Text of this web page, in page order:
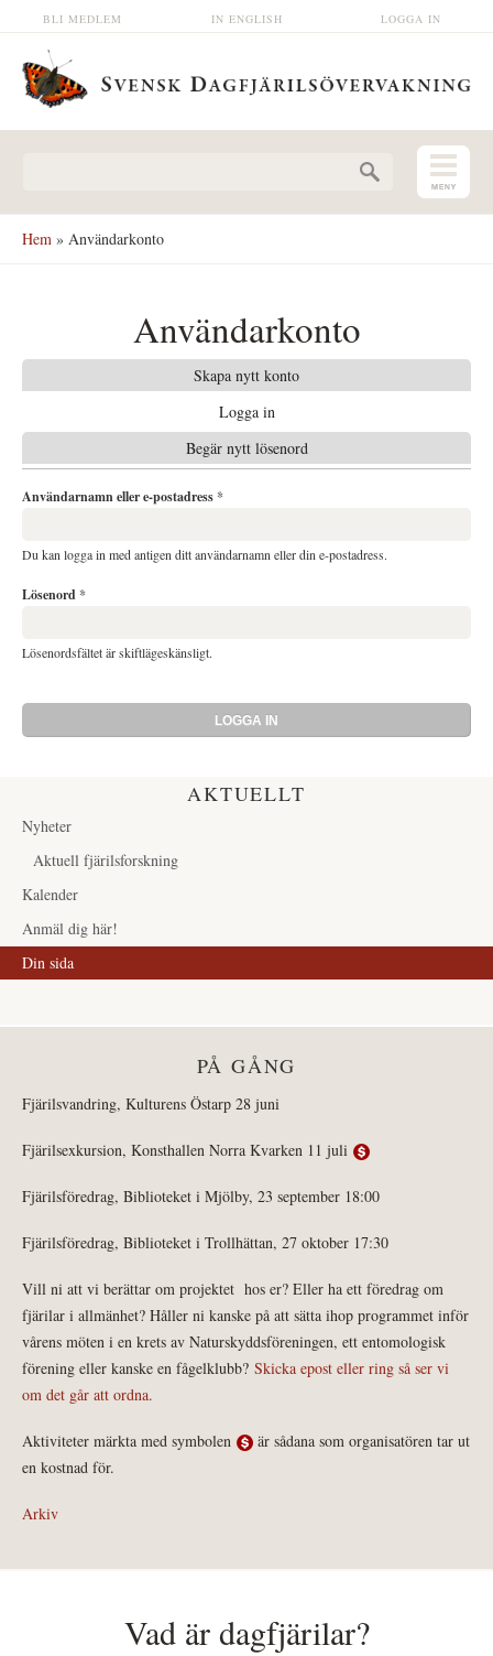
Hoppa till huvudinnehåll LOGGA IN
IN ENGLISH
BLI MEDLEM
Hem » Användarkonto
Användarkonto
Skapa nytt konto
Logga in(aktiv flik)
Begär nytt lösenord
Användarnamn eller e-postadress*
Du kan logga in med antigen ditt användarnamn eller din e-postadress.
Lösenord*
Lösenordsfältet är skiftlägeskänsligt.
AKTUELLT
Nyheter
Aktuell fjärilsforskning
Kalender
Anmäl dig här!
Din sida
PÅ GÅNG
Fjärilsvandring, Kulturens Östarp 28 juni
Fjärilsexkursion, Konsthallen Norra Kvarken 11 juli
Fjärilsföredrag, Biblioteket i Mjölby, 23 september 18:00
Fjärilsföredrag, Biblioteket i Trollhättan, 27 oktober 17:30
Vill ni att vi berättar om projektet hos er? Eller ha ett föredrag om
fjärilar i allmänhet? Håller ni kanske på att sätta ihop programmet inför
vårens möten i en krets av Naturskyddsföreningen, ett entomologisk
förening eller kanske en fågelklubb? Skicka epost eller ring så ser vi
om det går att ordna.
Aktiviteter märkta med symbolen
är sådana som organisatören tar ut
en kostnad för.
Arkiv
Vad är dagfjärilar?